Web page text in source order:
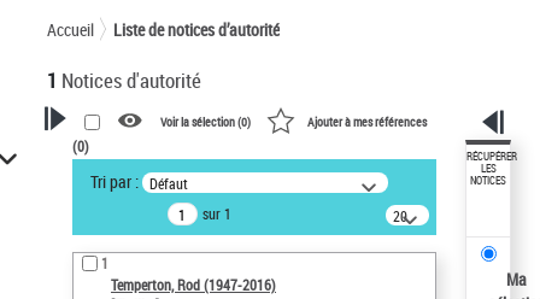
Accueil Liste de notices d’autorité
1 Notices d'autorité
VOTRE RECHERCHE
Recherche avancée dans les
notices d’autorité
Œuvres liées à l'auteur :
Temperton, Rod (1947-2016)
Voir la sélection (0) Ajouter à mes références
(0)
Tri par : Défaut
sur 1
20
résultats/page
1
Temperton, Rod (1947-2016)
RÉCUPÉRER
LES
NOTICES
Ma